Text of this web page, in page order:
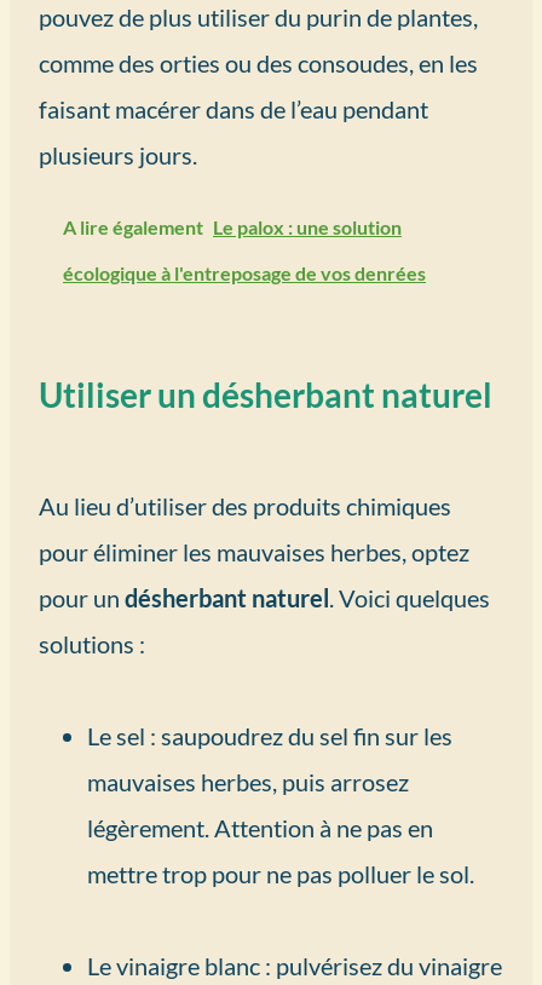
pouvez de plus utiliser du purin de plantes,
comme des orties ou des consoudes, en les
faisant macérer dans de l’eau pendant
plusieurs jours.
A lire également Le palox : une solution
écologique à l'entreposage de vos denrées
Utiliser un désherbant naturel
Au lieu d’utiliser des produits chimiques
pour éliminer les mauvaises herbes, optez
pour un désherbant naturel. Voici quelques
solutions :
Le sel : saupoudrez du sel fin sur les
mauvaises herbes, puis arrosez
légèrement. Attention à ne pas en
mettre trop pour ne pas polluer le sol.
Le vinaigre blanc : pulvérisez du vinaigre